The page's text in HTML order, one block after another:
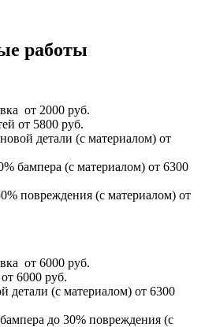
работы
от 2000 руб.
от 5800 руб.
детали (с материалом) от
бампера (с материалом) от 6300
повреждения (с материалом) от
от 6000 руб.
от 6000 руб.
детали (с материалом) от 6300
до 30% повреждения (с